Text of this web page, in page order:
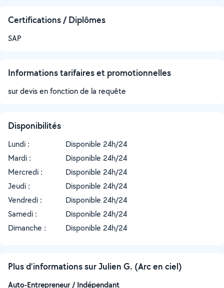
Certifications / Diplômes
SAP
Informations tarifaires et promotionnelles
sur devis en fonction de la requête
Disponibilités
Lundi :
Disponible 24h/24
Mardi :
Disponible 24h/24
Mercredi :
Disponible 24h/24
Jeudi :
Disponible 24h/24
Vendredi :
Disponible 24h/24
Samedi :
Disponible 24h/24
Dimanche :
Disponible 24h/24
Plus d’informations sur Julien G. (Arc en ciel)
Auto-Entrepreneur / Indépendant